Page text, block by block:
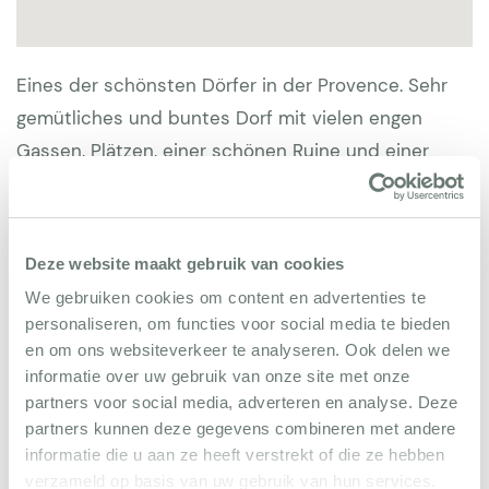
Deze website maakt gebruik van cookies
We gebruiken cookies om content en advertenties te
personaliseren, om functies voor social media te bieden
en om ons websiteverkeer te analyseren. Ook delen we
informatie over uw gebruik van onze site met onze
partners voor social media, adverteren en analyse. Deze
partners kunnen deze gegevens combineren met andere
informatie die u aan ze heeft verstrekt of die ze hebben
verzameld op basis van uw gebruik van hun services.
Eines der schönsten Dörfer in der Provence. Sehr
gemütliches und buntes Dorf mit vielen engen
Gassen, Plätzen, einer schönen Ruine und einer
Burg. Rund um Grimaud befinden sich Wälder und
prächtig gelegene Weinberge, die zum Wandern
gebauten Dorfes am Meer.
Grimaud liegt in der Nähe von St. Tropez und den
zahlreichen Stränden. Top-Restaurant in Grimaud:
Les Santons. Der Golfplatz von Beauvallon ist 15
Fahrminuten entfernt.